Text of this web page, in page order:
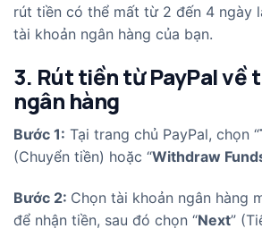
rút tiền có thể mất từ 2 đến 4 ngày
tài khoản ngân hàng của bạn.
3. Rút tiền từ PayPal về
ngân hàng
Bước 1: Tại trang chủ PayPal, chọn “
(Chuyển tiền) hoặc “Withdraw
Bước 2: Chọn tài khoản ngân hàng
để nhận tiền, sau đó chọn “Next”